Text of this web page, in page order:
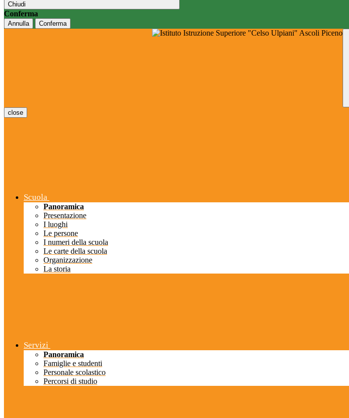
Chiudi
Conferma
Annulla Conferma
close
Scuola
Panoramica
Presentazione
I luoghi
Le persone
I numeri della scuola
Le carte della scuola
Organizzazione
La storia
Servizi
Panoramica
Famiglie e studenti
Personale scolastico
Percorsi di studio